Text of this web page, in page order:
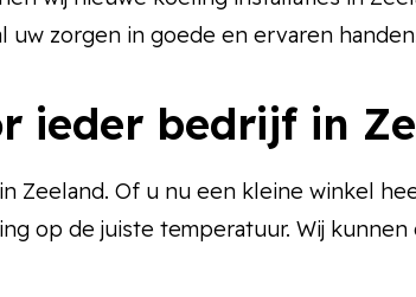
zorgen in goede en ervaren
ieder bedrijf in
Zeeland. Of u nu een kleine winkel
op de juiste temperatuur. Wij